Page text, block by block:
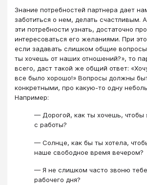
Знание потребностей партнера дает
заботиться о нем, делать счастливым.
эти потребности узнать, достаточно
интересоваться его желаниями. При
если задавать слишком общие
ты хочешь от наших отношений?», то
всего, даст такой же общий ответ:
все было хорошо!» Вопросы должны
конкретными, про какую-то одну
Например:
— Дорогой, как ты хочешь, чтобы
с работы?
— Солнце, как бы ты хотела,
наше свободное время вечером?
— Я не слишком часто звоню
рабочего дня?